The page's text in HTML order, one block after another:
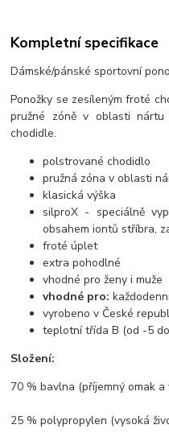
Kompletní specifikace
Dámské/pánské sportovní
Ponožky se zesíleným froté
pružné zóně v oblasti
chodidle.
polstrované chodidlo
pružná zóna v oblasti
klasická výška
silproX - speciálně
obsahem iontů stříbra,
froté úplet
extra pohodlné
vhodné pro ženy i muže
vhodné pro:
vyrobeno v České
teplotní třída B (od -5
Složení:
70 % bavlna (příjemný omak
25 % polypropylen (vysoká